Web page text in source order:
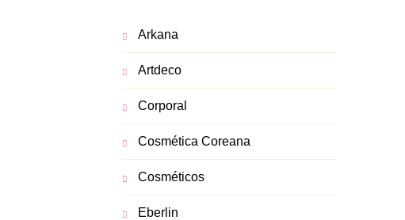
Arkana
Artdeco
Corporal
Cosmética Coreana
Cosméticos
Eberlin